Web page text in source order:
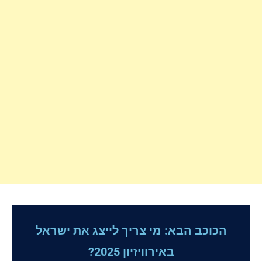
הכוכב הבא: מי צריך לייצג את ישראל
באירוויזיון 2025?